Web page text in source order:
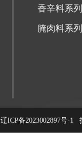
香辛料系列
腌肉料系列
辽ICP备2023002897号-1